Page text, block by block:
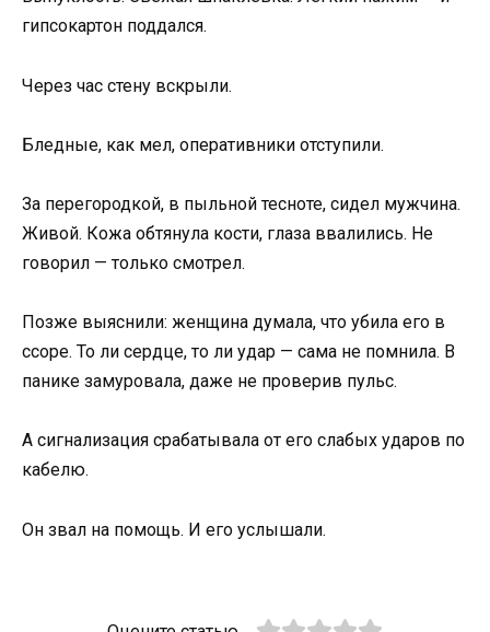
гипсокартон поддался.
Через час стену вскрыли.
Бледные, как мел, оперативники отступили.
За перегородкой, в пыльной тесноте, сидел мужчина.
Живой. Кожа обтянула кости, глаза ввалились. Не
говорил — только смотрел.
Позже выяснили: женщина думала, что убила его в
ссоре. То ли сердце, то ли удар — сама не помнила. В
панике замуровала, даже не проверив пульс.
А сигнализация срабатывала от его слабых ударов по
кабелю.
Он звал на помощь. И его услышали.